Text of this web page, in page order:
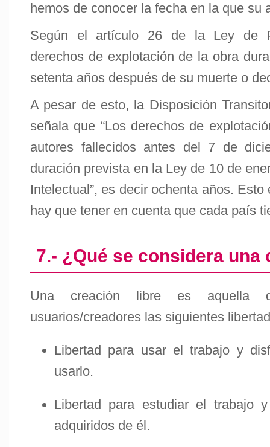
hemos de conocer la fecha en la que su
Según el artículo 26 de la Ley de
derechos de explotación de la obra
setenta años después de su muerte o
A pesar de esto, la Disposición
señala que “Los derechos de
autores fallecidos antes del 7 de
duración prevista en la Ley de 10 de
Intelectual”, es decir ochenta años.
hay que tener en cuenta que cada país
7.- ¿Qué se considera una
Una creación libre es aquella
usuarios/creadores las siguientes
Libertad para usar el trabajo y
usarlo.
Libertad para estudiar el trabajo
adquiridos de él.